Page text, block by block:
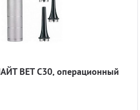
ВЕТ С30, операционный